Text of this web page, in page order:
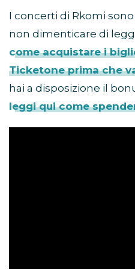
I concerti di Rkomi
non dimenticare di
come acquistare i
Ticketone prima che
hai a disposizione il
leggi qui come